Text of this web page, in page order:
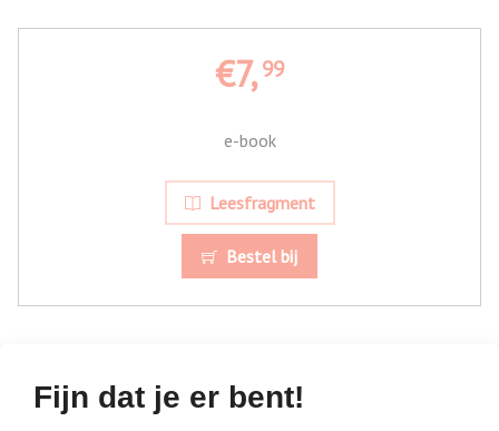
Fijn dat je er bent!
€7,99
e-book
Leesfragment
Bestel bij